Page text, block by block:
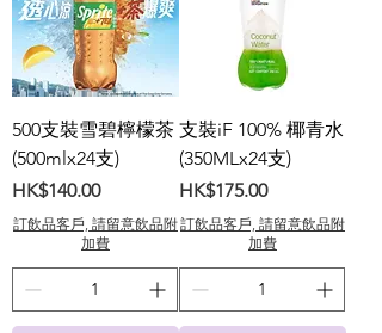
500支裝雪碧檸檬茶
(500mlx24支)
價格
HK$140.00
訂飲品客戶, 請留意飲品附
加費
支裝iF 100% 椰青水
(350MLx24支)
價格
HK$175.00
訂飲品客戶, 請留意飲品附
加費